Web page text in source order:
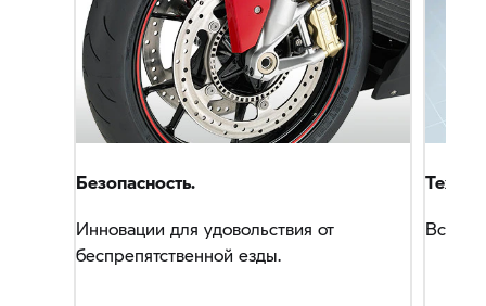
Безопасность.
Инновации для удовольствия от
беспрепятственной езды.
Все,